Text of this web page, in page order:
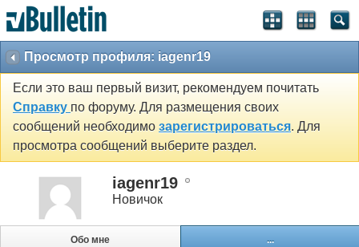
Просмотр профиля: iagenr19
Если это ваш первый визит, рекомендуем почитать
Справку по форуму. Для размещения своих
сообщений необходимо зарегистрироваться. Для
просмотра сообщений выберите раздел.
iagenr19
Новичок
Обо мне ...